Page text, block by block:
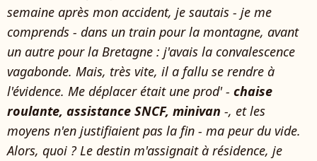
semaine après mon accident, je sautais - je me
comprends - dans un train pour la montagne, avant
un autre pour la Bretagne : j'avais la convalescence
vagabonde. Mais, très vite, il a fallu se rendre à
l'évidence. Me déplacer était une prod' - chaise
roulante, assistance SNCF, minivan -, et les
moyens n'en justifiaient pas la fin - ma peur du vide.
Alors, quoi ? Le destin m'assignait à résidence, je